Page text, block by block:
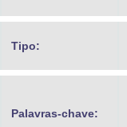
Tipo:
Palavras-chave: